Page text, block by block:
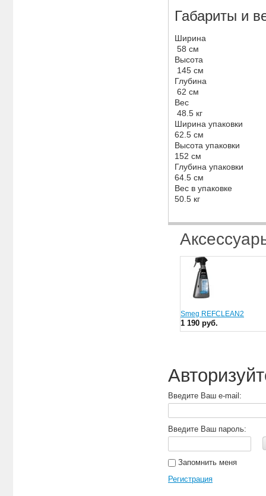
Габариты и
Ширина
58 см
Высота
145 см
Глубина
62 см
Вес
48.5 кг
Ширина упаковки
62.5 см
Высота упаковки
152 см
Глубина упаковки
64.5 см
Вес в упаковке
50.5 кг
Smeg REFCLEAN2
1 190 руб.
Введите Ваш e-mail:
Введите Ваш пароль:
Запомнить меня
Регистрация